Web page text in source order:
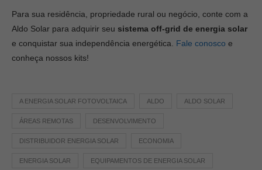
Para sua residência, propriedade rural ou negócio, conte com a
Aldo Solar para adquirir seu sistema off-grid de energia solar
e conquistar sua independência energética. Fale conosco e
conheça nossos kits!
A ENERGIA SOLAR FOTOVOLTAICA ALDO ALDO SOLAR
ÁREAS REMOTAS DESENVOLVIMENTO
DISTRIBUIDOR ENERGIA SOLAR ECONOMIA
ENERGIA SOLAR EQUIPAMENTOS DE ENERGIA SOLAR